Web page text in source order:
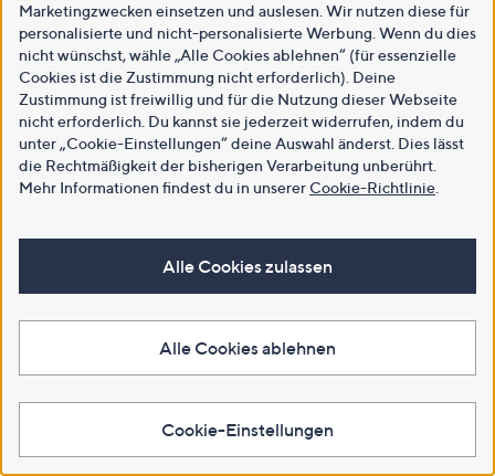
Marketingzwecken einsetzen und auslesen. Wir nutzen diese für
personalisierte und nicht-personalisierte Werbung. Wenn du dies
nicht wünschst, wähle „Alle Cookies ablehnen“ (für essenzielle
Cookies ist die Zustimmung nicht erforderlich). Deine
Zustimmung ist freiwillig und für die Nutzung dieser Webseite
nicht erforderlich. Du kannst sie jederzeit widerrufen, indem du
unter „Cookie-Einstellungen“ deine Auswahl änderst. Dies lässt
die Rechtmäßigkeit der bisherigen Verarbeitung unberührt.
Mehr Informationen findest du in unsererCookie-Richtlinie
Alle Cookies zulassen
Alle Cookies ablehnen
Cookie-Einstellungen